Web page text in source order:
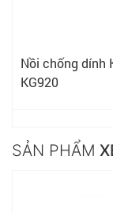
Nồi chống dính
KG920
SẢN PHẨM